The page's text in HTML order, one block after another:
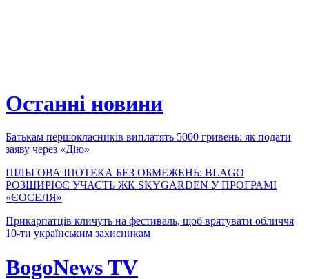
Останні новини
Батькам першокласників виплатять 5000 гривень: як подати
заяву через «Дію»
ПІЛЬГОВА ІПОТЕКА БЕЗ ОБМЕЖЕНЬ: BLAGO
РОЗШИРЮЄ УЧАСТЬ ЖК SKYGARDEN У ПРОГРАМІ
«ЄОСЕЛЯ»
Прикарпатців кличуть на фестиваль, щоб врятувати обличчя
10-ти українським захисникам
BogoNews TV